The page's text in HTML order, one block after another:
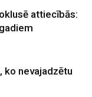
attiecībās:
ko nevajadzētu